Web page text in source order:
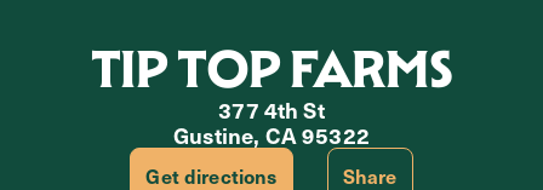
TIP TOP FARMS
377 4th St
Gustine, CA 95322
Get directions Share